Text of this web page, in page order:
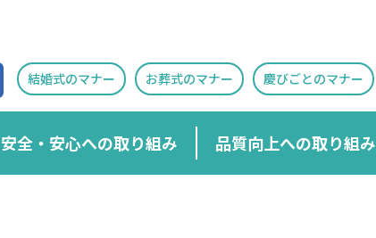
結婚式のマナー お葬式のマナー 慶びごとのマナー
安全・安心への取り組み 品質向上への取り組み